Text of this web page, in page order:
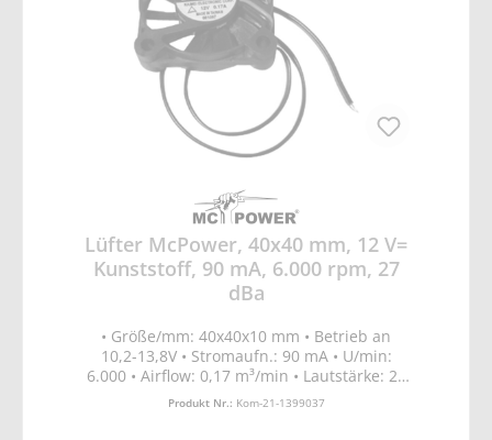
Lüfter McPower, 40x40 mm, 12 V=
Kunststoff, 90 mA, 6.000 rpm, 27
dBa
• Größe/mm: 40x40x10 mm • Betrieb an
10,2-13,8V • Stromaufn.: 90 mA • U/min:
6.000 • Airflow: 0,17 m³/min • Lautstärke: 27
dBA
Produkt Nr.: Kom-21-1399037